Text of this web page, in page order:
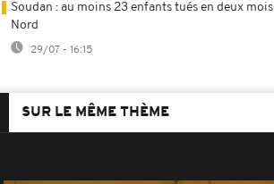
Soudan : au moins 23 enfants tués en deux
Nord
29/07 - 16:15
SUR LE MÊME THÈME